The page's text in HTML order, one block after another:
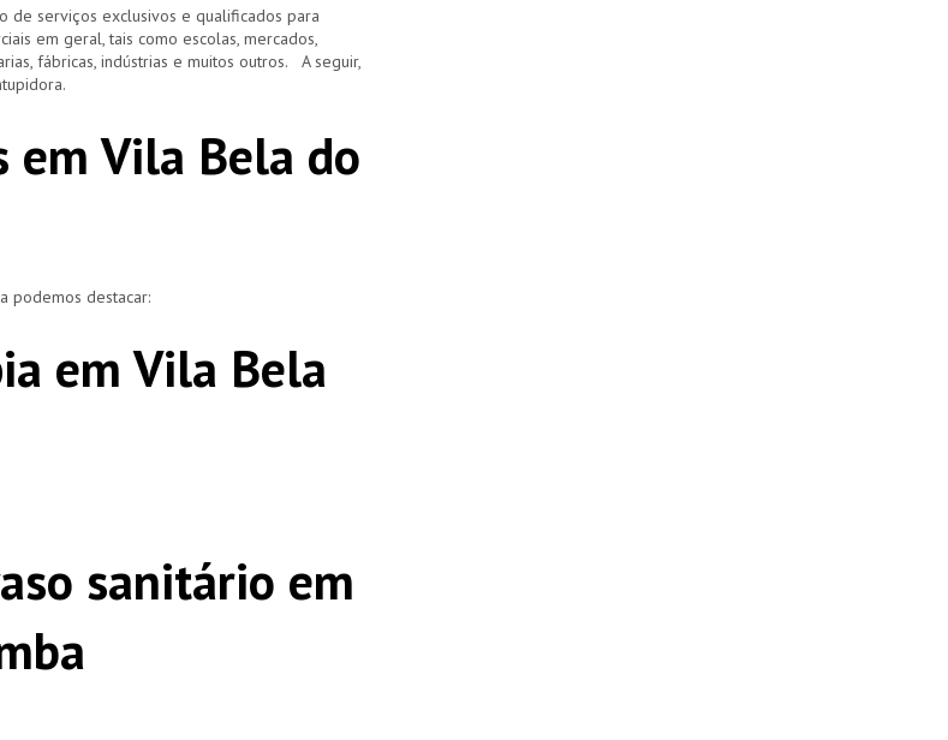
de serviços exclusivos e qualificados para
em geral, tais como escolas, mercados,
fábricas, indústrias e muitos outros. A seguir,
em Vila Bela do
podemos destacar:
em Vila Bela
sanitário em